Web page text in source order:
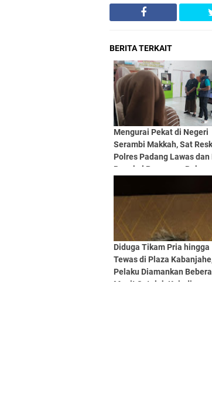
BERITA TERKAIT
Mengurai Pekat di Negeri
Serambi Makkah, Sat
Polres Padang Lawas dan
Rangkul Pasangan Bukan
Diduga Tikam Pria hingga
Tewas di Plaza
Pelaku Diamankan
Menit Setelah Kejadian